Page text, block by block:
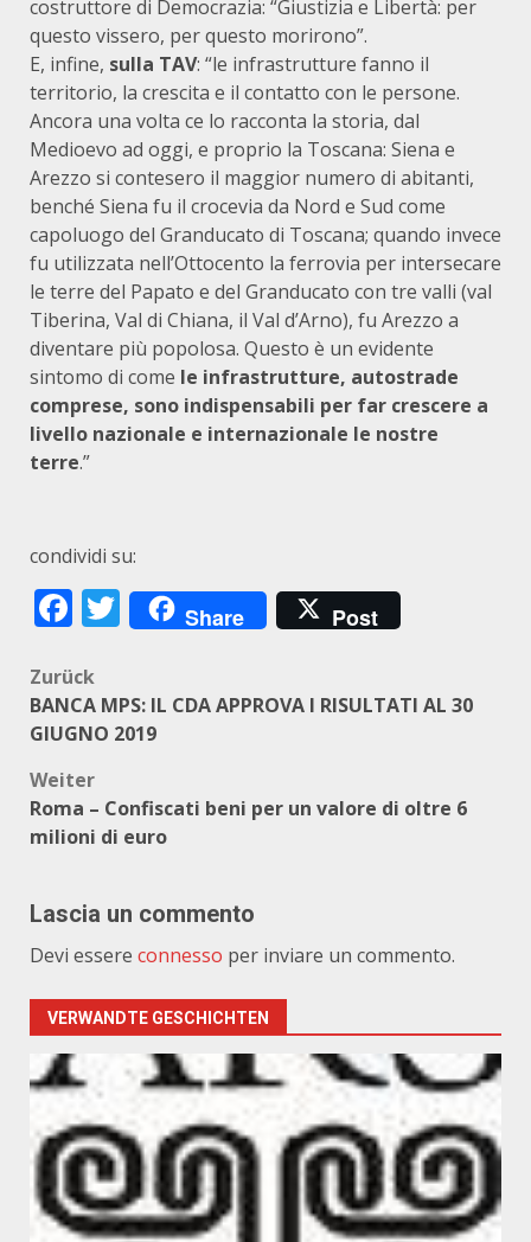
costruttore di Democrazia: “Giustizia e Libertà: per
questo vissero, per questo morirono”.
E, infine, sulla TAV: “le infrastrutture fanno il
territorio, la crescita e il contatto con le persone.
Ancora una volta ce lo racconta la storia, dal
Medioevo ad oggi, e proprio la Toscana: Siena e
Arezzo si contesero il maggior numero di abitanti,
benché Siena fu il crocevia da Nord e Sud come
capoluogo del Granducato di Toscana; quando invece
fu utilizzata nell’Ottocento la ferrovia per intersecare
le terre del Papato e del Granducato con tre valli (val
Tiberina, Val di Chiana, il Val d’Arno), fu Arezzo a
diventare più popolosa. Questo è un evidente
sintomo di come le infrastrutture, autostrade
comprese, sono indispensabili per far crescere a
livello nazionale e internazionale le nostre
terre.”
condividi su:
Facebook
Twitter
Share Post
Beitragsnavigation
Zurück
BANCA MPS: IL CDA APPROVA I RISULTATI AL 30
GIUGNO 2019
Weiter
Roma – Confiscati beni per un valore di oltre 6
milioni di euro
Lascia un commento
Devi essere connesso per inviare un commento.
VERWANDTE GESCHICHTEN